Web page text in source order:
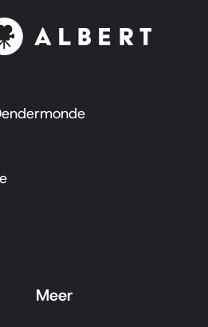
Meer